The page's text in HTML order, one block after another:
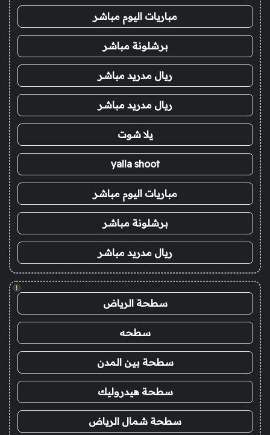
مباريات اليوم مباشر
برشلونة مباشر
ريال مدريد مباشر
ريال مدريد مباشر
يلا شوت
yalla shoot
مباريات اليوم مباشر
برشلونة مباشر
ريال مدريد مباشر
!
سطحة الرياض
سطحه
سطحة بين المدن
سطحة هيدروليك
سطحة شمال الرياض